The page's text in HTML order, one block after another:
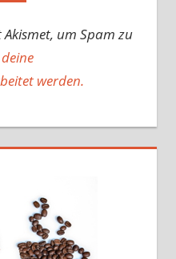
Akismet, um Spam zu
werden.